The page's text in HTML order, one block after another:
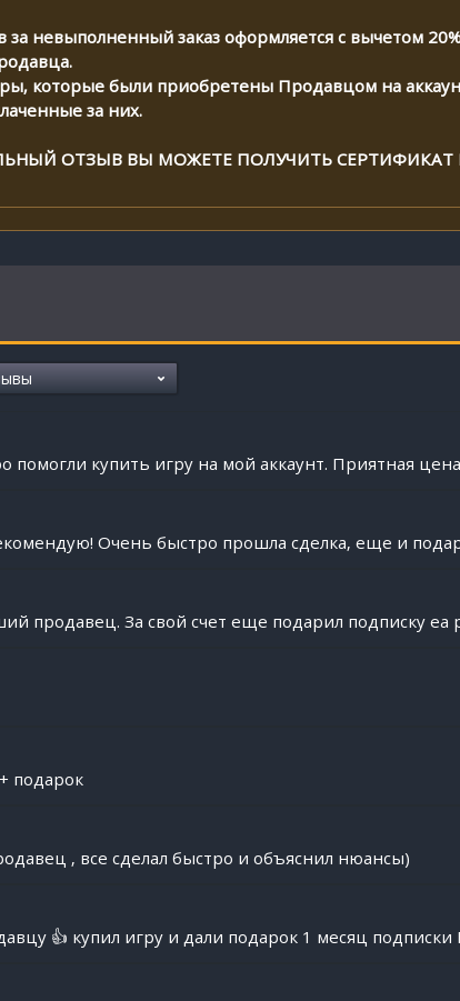
за невыполненный заказ оформляется с вычетом
которые были приобретены Продавцом на
за них.
ОТЗЫВ ВЫ МОЖЕТЕ ПОЛУЧИТЬ
помогли купить игру на мой аккаунт. Приятная цена
Очень быстро прошла сделка, еще и
продавец. За свой счет еще подарил подписку ea
подарок
, все сделал быстро и объяснил нюансы)
👍 купил игру и дали подарок 1 месяц подписки